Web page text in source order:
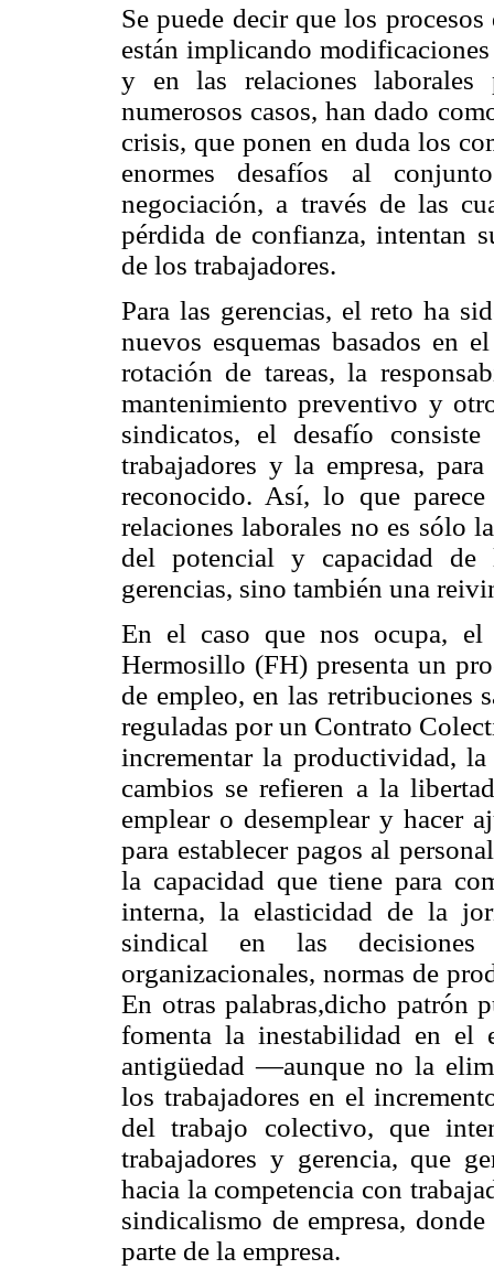
Se puede decir que los
están implicando
y en las relaciones laborales
numerosos casos, han dado
crisis, que ponen en duda los
enormes desafíos al
negociación, a través de las
pérdida de confianza, intentan
de los trabajadores.
Para las gerencias, el reto ha
nuevos esquemas basados en
rotación de tareas, la
mantenimiento preventivo y
sindicatos, el desafío
trabajadores y la empresa,
reconocido. Así, lo que
relaciones laborales no es sólo
del potencial y capacidad de
gerencias, sino también una
En el caso que nos ocupa, el
Hermosillo (FH) presenta un
de empleo, en las retribuciones
reguladas por un Contrato
incrementar la productividad,
cambios se refieren a la
emplear o desemplear y hacer
para establecer pagos al
la capacidad que tiene para
interna, la elasticidad de la
sindical en las decisiones
organizacionales, normas de
En otras palabras,dicho patrón
fomenta la inestabilidad en el
antigüedad —aunque no la
los trabajadores en el
del trabajo colectivo, que
trabajadores y gerencia, que
hacia la competencia con
sindicalismo de empresa,
parte de la empresa.